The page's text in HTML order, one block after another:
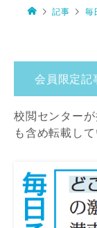
記事 毎
会員限定記
校閲センター
も含め転載して